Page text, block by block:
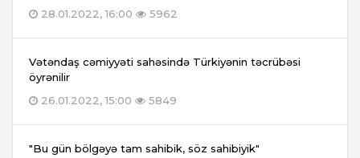
28.01.2022, 16:00
5962
Vətəndaş cəmiyyəti sahəsində Türkiyənin təcrübəsi
öyrənilir
26.01.2022, 15:00
5849
"Bu gün bölgəyə tam sahibik, söz sahibiyik"